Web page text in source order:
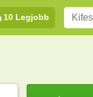
10 Legjobb